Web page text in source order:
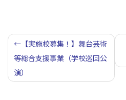
投
稿
ナ
【実施校募集！】舞台芸術
等総合支援事業（学校巡回公
演）